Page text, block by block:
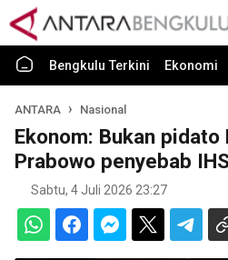
Bengkulu Terkini Ekonomi
ANTARA Nasional
Ekonom: Bukan pidato
Prabowo penyebab
Sabtu, 4 Juli 2026 23:27